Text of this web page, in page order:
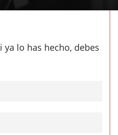
lo has hecho, debes